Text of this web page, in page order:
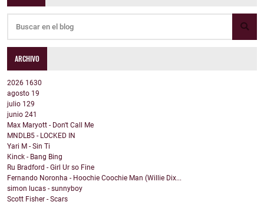
ARCHIVO
2026 1630
agosto 19
julio 129
junio 241
Max Maryott - Don't Call Me
MNDLB5 - LOCKED IN
Yari M - Sin Ti
Kinck - Bang Bing
Ru Bradford - Girl Ur so Fine
Fernando Noronha - Hoochie Coochie Man (Willie Dix...
simon lucas - sunnyboy
Scott Fisher - Scars